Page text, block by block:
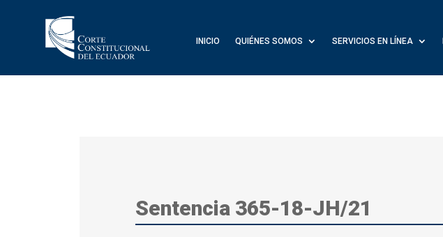
INICIO QUIÉNES SOMOS SERVICIOS EN LÍNEA
Sentencia 365-18-JH/21